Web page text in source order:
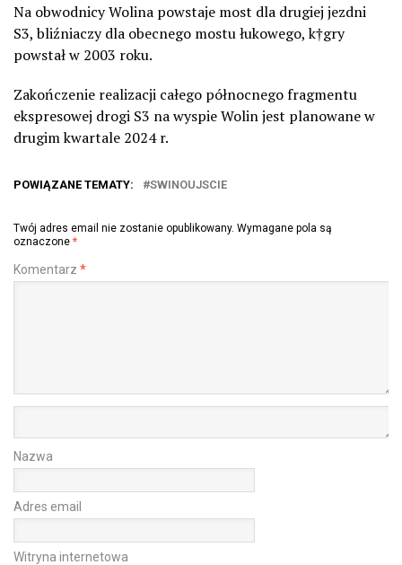
Na obwodnicy Wolina powstaje most dla drugiej jezdni
S3, bliźniaczy dla obecnego mostu łukowego, k†gry
powstał w 2003 roku.
Zakończenie realizacji całego północnego fragmentu
ekspresowej drogi S3 na wyspie Wolin jest planowane w
drugim kwartale 2024 r.
POWIĄZANE TEMATY: SWINOUJSCIE
Twój adres email nie zostanie opublikowany. Wymagane pola są
oznaczone *
Komentarz *
Nazwa
Adres email
Witryna internetowa